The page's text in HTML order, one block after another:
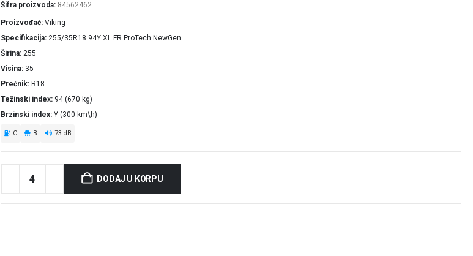
Šifra proizvoda: 84562462
Proizvođač Viking
Specifikacija 255/35R18 94Y XL FR ProTech NewGen
Širina 255
Visina 35
Prečnik R18
Težinski index 94 (670 kg)
Brzinski index Y (300 km\h)
C B 73 dB
DODAJ U KORPU